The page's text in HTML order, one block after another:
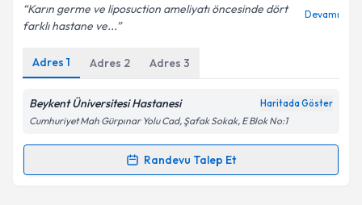
Karın germe ve liposuction ameliyatı öncesinde dört
farklı hastane ve...
Devamı
Adres 1 Adres 2 Adres 3
Beykent Üniversitesi Hastanesi Haritada Göster
Cumhuriyet Mah Gürpınar Yolu Cad, Şafak Sokak, E Blok No:1
Randevu Talep Et
Randevu Takvimi Talebi